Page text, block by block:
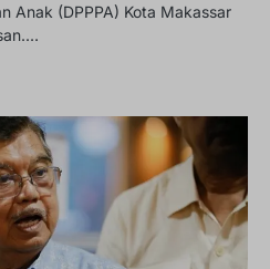
Anak (DPPPA) Kota Makassar